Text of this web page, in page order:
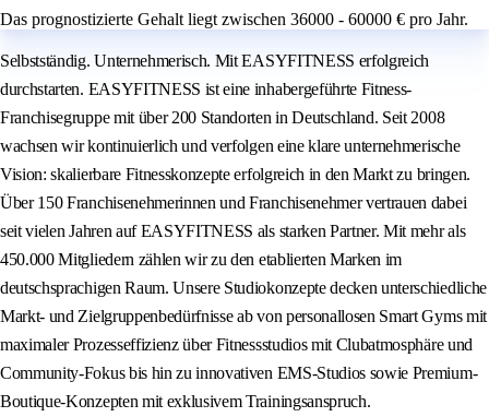
Das prognostizierte Gehalt liegt zwischen 36000 - 60000 € pro Jahr.
Selbstständig. Unternehmerisch. Mit EASYFITNESS erfolgreich
durchstarten. EASYFITNESS ist eine inhabergeführte Fitness-
Franchisegruppe mit über 200 Standorten in Deutschland. Seit 2008
wachsen wir kontinuierlich und verfolgen eine klare unternehmerische
Vision: skalierbare Fitnesskonzepte erfolgreich in den Markt zu bringen.
Über 150 Franchisenehmerinnen und Franchisenehmer vertrauen dabei
seit vielen Jahren auf EASYFITNESS als starken Partner. Mit mehr als
450.000 Mitgliedern zählen wir zu den etablierten Marken im
deutschsprachigen Raum. Unsere Studiokonzepte decken unterschiedliche
Markt- und Zielgruppenbedürfnisse ab von personallosen Smart Gyms mit
maximaler Prozesseffizienz über Fitnessstudios mit Clubatmosphäre und
Community-Fokus bis hin zu innovativen EMS-Studios sowie Premium-
Boutique-Konzepten mit exklusivem Trainingsanspruch.